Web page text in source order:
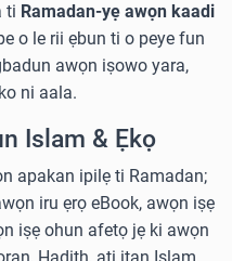
ti Ramadan-yẹ awọn kaadi
o le rii ẹbun ti o peye fun
awọn iṣowo yara,
ni aala.
Islam & Ẹkọ
apakan ipilẹ ti Ramadan;
iru ẹrọ eBook, awọn iṣẹ
iṣẹ ohun afetọ jẹ ki awọn